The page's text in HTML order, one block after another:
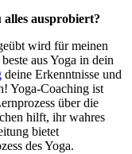
ausprobiert?
wird für meinen
aus Yoga in dein
deine Erkenntnisse und
Yoga-Coaching ist
über die
hilft, ihr wahres
bietet
des Yoga.